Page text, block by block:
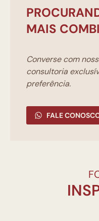
MAIS
Converse com
consultoria
preferência.
FALE